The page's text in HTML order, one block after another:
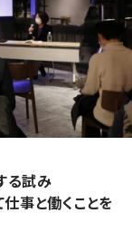
る試み
事と働くことを